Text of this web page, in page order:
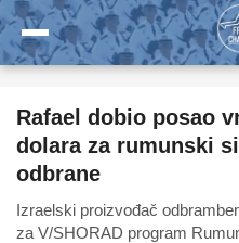
Rafael dobio posao
dolara za rumunski
odbrane
Izraelski proizvođač
za V/SHORAD program